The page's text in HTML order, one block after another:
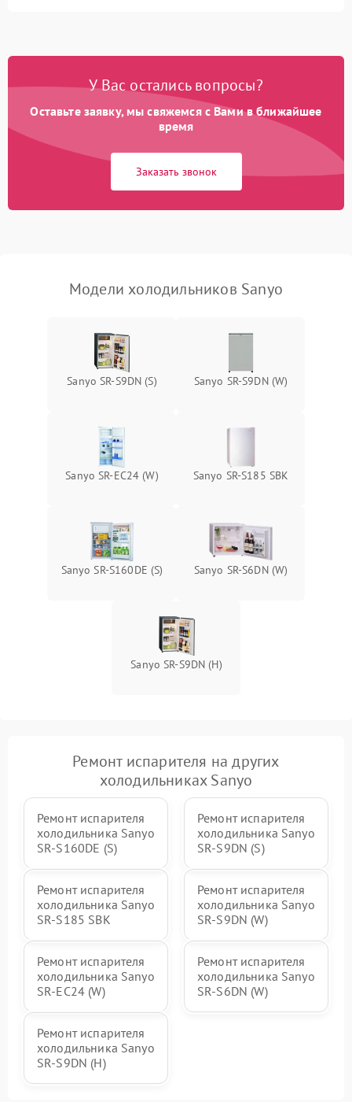
Образование конденсата
1800 ₽ Подробнее →
Сбой в работе инвертора
работе
2000 ₽ Подробнее →
У Вас остались вопросы?
Оставьте заявку, мы свяжемся с Вами в ближайшее
время
Заказать звонок
Модели холодильников Sanyo
Sanyo SR-S9DN (S) Sanyo SR-S9DN (W)
Sanyo SR-EC24 (W) Sanyo SR-S185 SBK
Sanyo SR-S160DE (S) Sanyo SR-S6DN (W)
Sanyo SR-S9DN (H)
Ремонт испарителя на других
холодильниках Sanyo
Ремонт испарителя
холодильника Sanyo
SR-S160DE (S)
Ремонт испарителя
холодильника Sanyo
SR-S9DN (S)
Ремонт испарителя
холодильника Sanyo
SR-S185 SBK
Ремонт испарителя
холодильника Sanyo
SR-S9DN (W)
Ремонт испарителя
холодильника Sanyo
SR-EC24 (W)
Ремонт испарителя
холодильника Sanyo
SR-S6DN (W)
Ремонт испарителя
холодильника Sanyo
SR-S9DN (H)